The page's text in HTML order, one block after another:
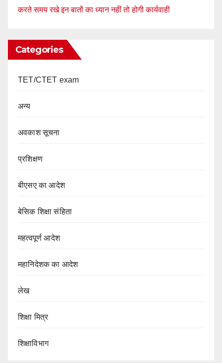
करते समय रखे इन बातों का ध्यान नहीं तो होगी कार्यवाही
Categories
TET/CTET exam
अन्य
अवकाश सूचना
प्रशिक्षण
बीएसए का आदेश
बेसिक शिक्षा संहिता
महत्वपूर्ण आदेश
महानिदेशक का आदेश
लेख
शिक्षा मित्र
शिक्षाविभाग